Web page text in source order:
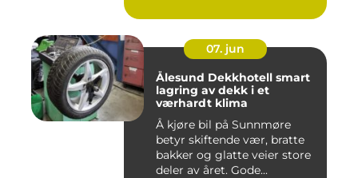
07. jun
Ålesund Dekkhotell smart
lagring av dekk i et
værhardt klima
Å kjøre bil på Sunnmøre
betyr skiftende vær, bratte
bakker og glatte veier store
deler av året. Gode...